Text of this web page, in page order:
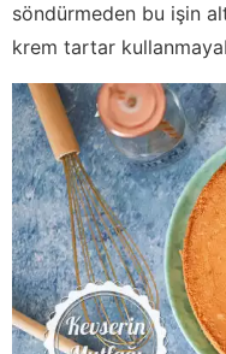
söndürmeden bu işin
krem tartar